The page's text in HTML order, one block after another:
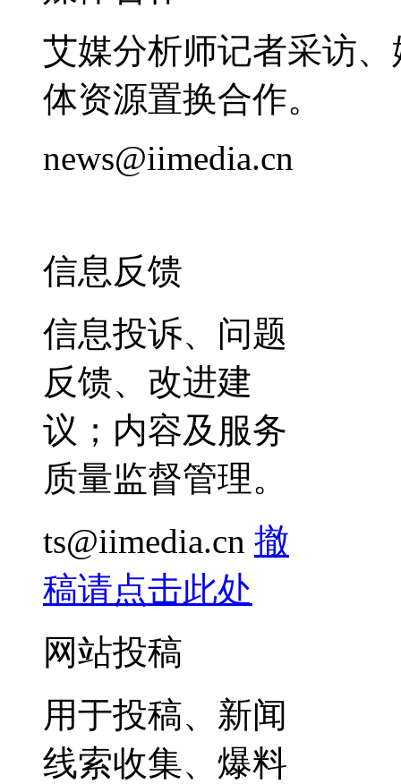
艾媒分析师记者采访
体资源置换合作。
news@iimedia.cn
信息反馈
信息投诉、问题
反馈、改进建
议；内容及服务
质量监督管理。
ts@iimedia.cn 撤
稿请点击此处
网站投稿
用于投稿、新闻
线索收集、爆料